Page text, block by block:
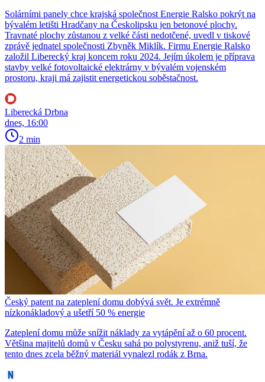
Solárními panely chce krajská společnost Energie Ralsko pokrýt na
bývalém letišti Hradčany na Českolipsku jen betonové plochy.
Travnaté plochy zůstanou z velké části nedotčené, uvedl v tiskové
zprávě jednatel společnosti Zbyněk Miklík. Firmu Energie Ralsko
založil Liberecký kraj koncem roku 2024. Jejím úkolem je příprava
stavby velké fotovoltaické elektrárny v bývalém vojenském
prostoru, kraji má zajistit energetickou soběstačnost.
Liberecká Drbna
dnes, 16:00
2 min
Český patent na zateplení domu dobývá svět. Je extrémně
nízkonákladový a ušetří 50 % energie
Zateplení domu může snížit náklady za vytápění až o 60 procent.
Většina majitelů domů v Česku sahá po polystyrenu, aniž tuší, že
tento dnes zcela běžný materiál vynalezl rodák z Brna.